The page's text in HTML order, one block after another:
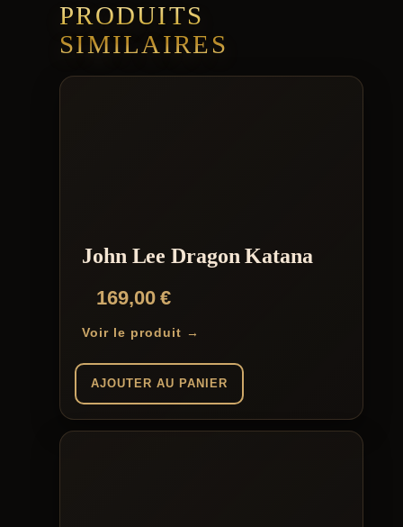
PRODUITS
SIMILAIRES
John Lee Dragon Katana
169,00€
Voir le produit →
AJOUTER AU PANIER